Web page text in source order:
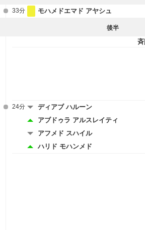
33分 モハメドエマド アヤシュ
後半
24分
ディアブ ハルーン
アブドゥラ アルスレイティ
アフメド スハイル
ハリド モハンメド